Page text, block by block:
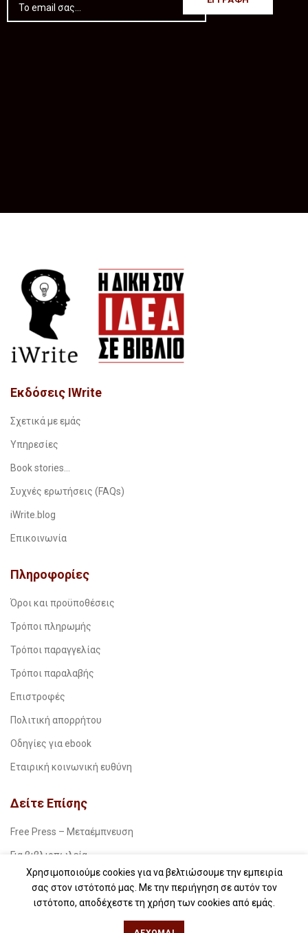
Εκδόσεις IWrite
Σχετικά με εμάς
Υπηρεσίες
Book stories…
Συχνές ερωτήσεις (FAQs)
iWrite.blog
Επικοινωνία
Πληροφορίες
Όροι και προϋποθέσεις
Τρόποι πληρωμής
Τρόποι παραγγελίας
Τρόποι παραλαβής
Επιστροφές
Πολιτική απορρήτου
Οδηγίες για ebook
Εταιρική κοινωνική ευθύνη
Δείτε Επίσης
Free Press – Μεταέμπνευση
Για βιβλιοπωλεία
Για λέσχες ανάγνωσης
Για δημοσιογράφους
Χρησιμοποιούμε cookies για να βελτιώσουμε την εμπειρία
σας στον ιστότοπό μας. Με την περιήγηση σε αυτόν τον
ιστότοπο, αποδέχεστε τη χρήση των cookies από εμάς.